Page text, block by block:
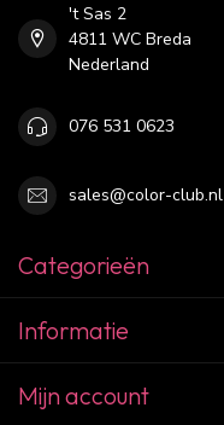
't Sas 2
4811 WC Breda
Nederland
076 531 0623
sales@color-club.nl
Categorieën
Informatie
Mijn account